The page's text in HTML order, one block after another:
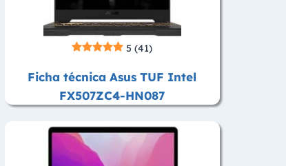
5 (41)
Ficha técnica Asus TUF Intel
FX507ZC4-HN087